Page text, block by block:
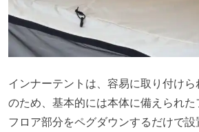
インナーテントは、容易に取り付け
のため、基本的には本体に備えられ
フロア部分をペグダウンするだけで設